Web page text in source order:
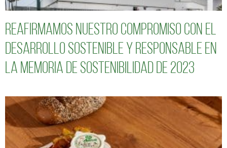
Reafirmamos nuestro compromiso con el
desarrollo sostenible y responsable en
la Memoria de Sostenibilidad de 2023